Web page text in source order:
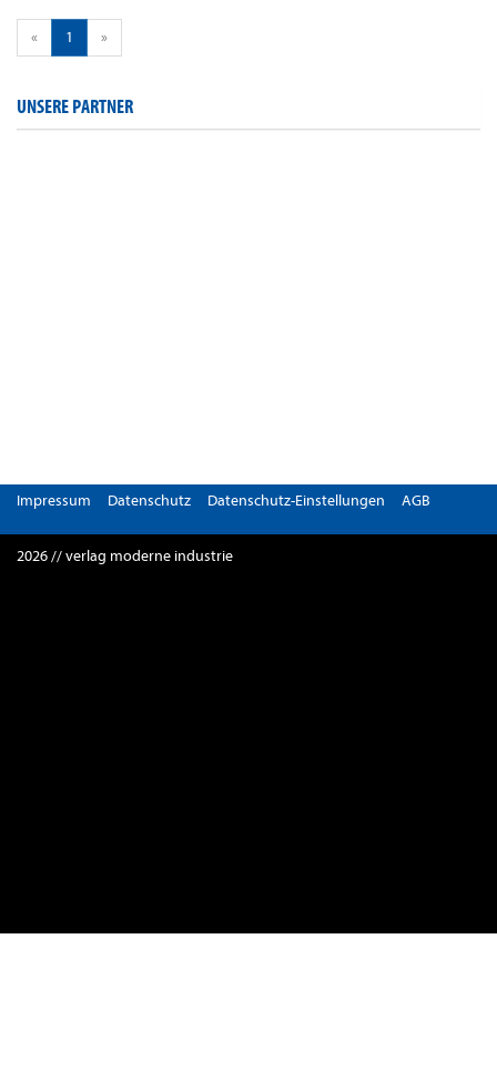
« 1 »
UNSERE PARTNER
Impressum Datenschutz Datenschutz-Einstellungen AGB
2026 // verlag moderne industrie